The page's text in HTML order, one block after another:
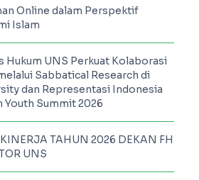
Online dalam Perspektif
Islam
Hukum UNS Perkuat Kolaborasi
Sabbatical Research di
dan Representasi Indonesia
Youth Summit 2026
TAHUN 2026 DEKAN FH
UNS